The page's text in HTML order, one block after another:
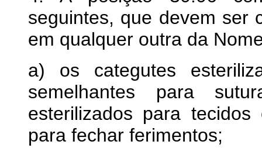
seguintes, que devem ser
em qualquer outra da
a) os categutes
semelhantes para
esterilizados para
para fechar ferimentos;